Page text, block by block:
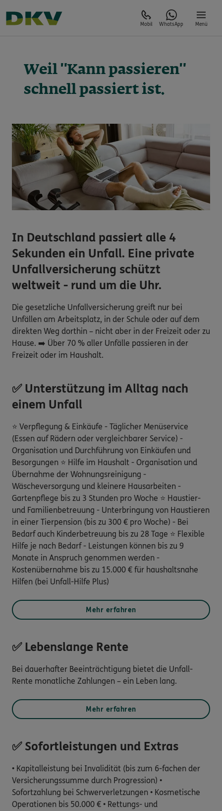
Mobil WhatsApp Menü
Weil "Kann passieren"
schnell passiert ist.
In Deutschland passiert alle 4
Sekunden ein Unfall. Eine private
Unfallversicherung schützt
weltweit - rund um die Uhr.
Die gesetzliche Unfallversicherung greift nur bei
Unfällen am Arbeitsplatz, in der Schule oder auf dem
direkten Weg dorthin – nicht aber in der Freizeit oder zu
Hause. ➡️ Über 70 % aller Unfälle passieren in der
Freizeit oder im Haushalt.
✅ Unterstützung im Alltag nach
einem Unfall
⭐ Verpflegung & Einkäufe - Täglicher Menüservice
(Essen auf Rädern oder vergleichbarer Service) -
Organisation und Durchführung von Einkäufen und
Besorgungen ⭐ Hilfe im Haushalt - Organisation und
Übernahme der Wohnungsreinigung -
Wäscheversorgung und kleinere Hausarbeiten -
Gartenpflege bis zu 3 Stunden pro Woche ⭐ Haustier-
und Familienbetreuung - Unterbringung von Haustieren
in einer Tierpension (bis zu 300 € pro Woche) - Bei
Bedarf auch Kinderbetreuung bis zu 28 Tage ⭐ Flexible
Hilfe je nach Bedarf - Leistungen können bis zu 9
Monate in Anspruch genommen werden -
Kostenübernahme bis zu 15.000 € für haushaltsnahe
Hilfen (bei Unfall-Hilfe Plus)
Mehr erfahren
✅ Lebenslange Rente
Bei dauerhafter Beeinträchtigung bietet die Unfall-
Rente monatliche Zahlungen – ein Leben lang.
Mehr erfahren
✅ Sofortleistungen und Extras
• Kapitalleistung bei Invalidität (bis zum 6-fachen der
Versicherungssumme durch Progression) •
Sofortzahlung bei Schwerverletzungen • Kosmetische
Operationen bis 50.000 € • Rettungs- und